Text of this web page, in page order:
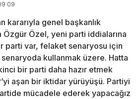
kararıyla genel başkanlık
Özel, yeni parti iddialarına
parti var, felaket senaryosu için
senaryoda kullanmak üzere. Hatta
bir parti daha hazır etmek
aşan bir iktidar yürüyüşü. Partiyi
mücadele ederek yapacağız